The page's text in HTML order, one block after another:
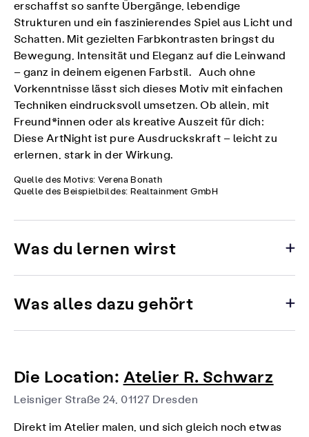
erschaffst so sanfte Übergänge, lebendige
Strukturen und ein faszinierendes Spiel aus Licht und
Schatten. Mit gezielten Farbkontrasten bringst du
Bewegung, Intensität und Eleganz auf die Leinwand
– ganz in deinem eigenen Farbstil. Auch ohne
Vorkenntnisse lässt sich dieses Motiv mit einfachen
Techniken eindrucksvoll umsetzen. Ob allein, mit
Freund*innen oder als kreative Auszeit für dich:
Diese ArtNight ist pure Ausdruckskraft – leicht zu
erlernen, stark in der Wirkung.
Quelle des Motivs: Verena Bonath
Quelle des Beispielbildes: Realtainment GmbH
Was du lernen wirst
Was alles dazu gehört
Die Location: Atelier R. Schwarz
Leisniger Straße 24, 01127 Dresden
Direkt im Atelier malen, und sich gleich noch etwas